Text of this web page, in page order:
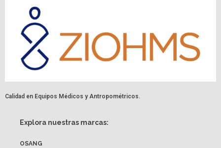
Calidad en Equipos Médicos y Antropométricos.
Explora nuestras marcas:
OSANG